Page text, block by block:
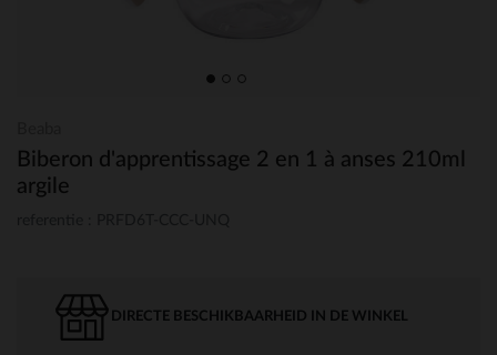
Biberon d'apprentissage 2 en 1 à anses 210ml
argile
DIRECTE BESCHIKBAARHEID IN DE WINKEL